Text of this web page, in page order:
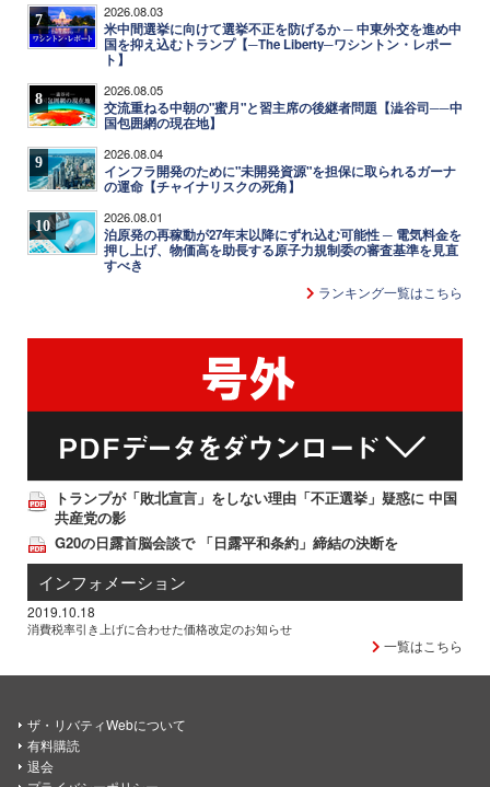
7 2026.08.03
米中間選挙に向けて選挙不正を防げるか ─ 中東外交を進め中
国を抑え込むトランプ【─The Liberty─ワシントン・レポー
ト】
8 2026.08.05
交流重ねる中朝の"蜜月"と習主席の後継者問題【澁谷司──中
国包囲網の現在地】
9 2026.08.04
インフラ開発のために"未開発資源"を担保に取られるガーナ
の運命【チャイナリスクの死角】
10 2026.08.01
泊原発の再稼動が27年末以降にずれ込む可能性 ─ 電気料金を
押し上げ、物価高を助長する原子力規制委の審査基準を見直
すべき
ランキング一覧はこちら
トランプが「敗北宣言」をしない理由「不正選挙」疑惑に 中国
共産党の影
G20の日露首脳会談で 「日露平和条約」締結の決断を
インフォメーション
2019.10.18
消費税率引き上げに合わせた価格改定のお知らせ
一覧はこちら
ザ・リバティWebについて
有料購読
退会